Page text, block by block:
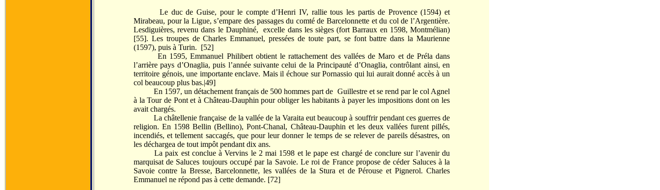
Le duc de Guise, pour le compte d’Henri IV, rallie tous les partis de Provence (1594) et
Mirabeau, pour la Ligue, s’empare des passages du comté de Barcelonnette et du col de l’Argentière.
Lesdiguières, revenu dans le Dauphiné, excelle dans les sièges (fort Barraux en 1598, Montmélian)
[55]. Les troupes de Charles Emmanuel, pressées de toute part, se font battre dans la Maurienne
(1597), puis à Turin. [52]
En 1595, Emmanuel Philibert obtient le rattachement des vallées de Maro et de Préla dans
l’arrière pays d’Onaglia, puis l’année suivante celui de la Principauté d’Onaglia, contrôlant ainsi, en
territoire génois, une importante enclave. Mais il échoue sur Pornassio qui lui aurait donné accès à un
col beaucoup plus bas.|49]
En 1597, un détachement français de 500 hommes part de Guillestre et se rend par le col Agnel
à la Tour de Pont et à Château-Dauphin pour obliger les habitants à payer les impositions dont on les
avait chargés.
La châtellenie française de la vallée de la Varaita eut beaucoup à souffrir pendant ces guerres de
religion. En 1598 Bellin (Bellino), Pont-Chanal, Château-Dauphin et les deux vallées furent pillés,
incendiés, et tellement saccagés, que pour leur donner le temps de se relever de pareils désastres, on
les déchargea de tout impôt pendant dix ans.
La paix est conclue à Vervins le 2 mai 1598 et le pape est chargé de conclure sur l’avenir du
marquisat de Saluces toujours occupé par la Savoie. Le roi de France propose de céder Saluces à la
Savoie contre la Bresse, Barcelonnette, les vallées de la Stura et de Pérouse et Pignerol. Charles
Emmanuel ne répond pas à cette demande. [72]